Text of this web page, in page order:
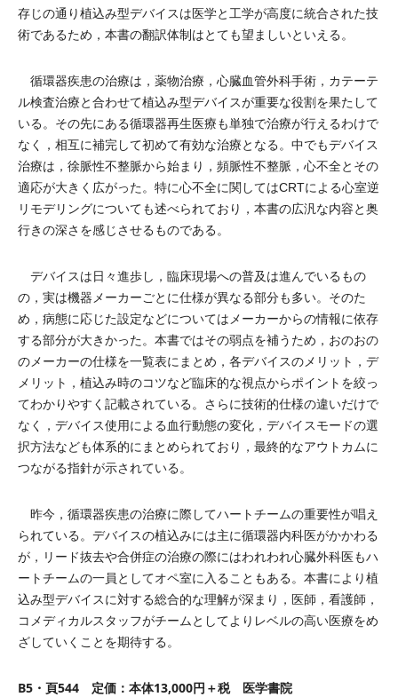
存じの通り植込み型デバイスは医学と工学が高度に統合された技
術であるため，本書の翻訳体制はとても望ましいといえる。
循環器疾患の治療は，薬物治療，心臓血管外科手術，カテーテ
ル検査治療と合わせて植込み型デバイスが重要な役割を果たして
いる。その先にある循環器再生医療も単独で治療が行えるわけで
なく，相互に補完して初めて有効な治療となる。中でもデバイス
治療は，徐脈性不整脈から始まり，頻脈性不整脈，心不全とその
適応が大きく広がった。特に心不全に関してはCRTによる心室逆
リモデリングについても述べられており，本書の広汎な内容と奥
行きの深さを感じさせるものである。
デバイスは日々進歩し，臨床現場への普及は進んでいるもの
の，実は機器メーカーごとに仕様が異なる部分も多い。そのた
め，病態に応じた設定などについてはメーカーからの情報に依存
する部分が大きかった。本書ではその弱点を補うため，おのおの
のメーカーの仕様を一覧表にまとめ，各デバイスのメリット，デ
メリット，植込み時のコツなど臨床的な視点からポイントを絞っ
てわかりやすく記載されている。さらに技術的仕様の違いだけで
なく，デバイス使用による血行動態の変化，デバイスモードの選
択方法なども体系的にまとめられており，最終的なアウトカムに
つながる指針が示されている。
昨今，循環器疾患の治療に際してハートチームの重要性が唱え
られている。デバイスの植込みには主に循環器内科医がかかわる
が，リード抜去や合併症の治療の際にはわれわれ心臓外科医もハ
ートチームの一員としてオペ室に入ることもある。本書により植
込み型デバイスに対する総合的な理解が深まり，医師，看護師，
コメディカルスタッフがチームとしてよりレベルの高い医療をめ
ざしていくことを期待する。
B5・頁544 定価：本体13,000円＋税 医学書院